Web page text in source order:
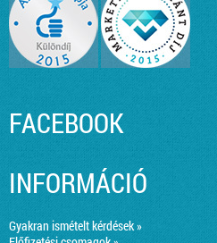
FACEBOOK
INFORMÁCIÓ
Gyakran ismételt kérdések »